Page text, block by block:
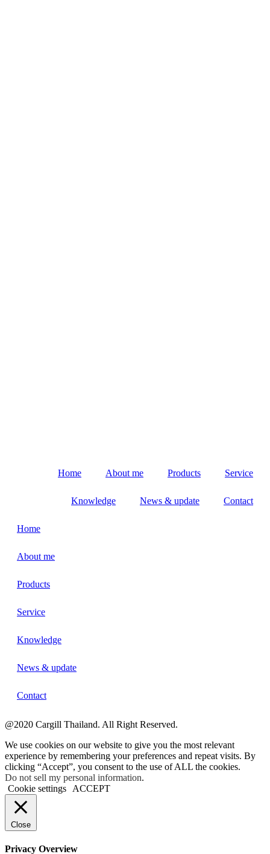
Home About me Products Service
Knowledge News & update Contact
Home
About me
Products
Service
Knowledge
News & update
Contact
@2020 Cargill Thailand. All Right Reserved.
We use cookies on our website to give you the most relevant
experience by remembering your preferences and repeat visits. By
clicking “Accept”, you consent to the use of ALL the cookies.
Do not sell my personal information.
Cookie settings
ACCEPT
Close
Privacy Overview